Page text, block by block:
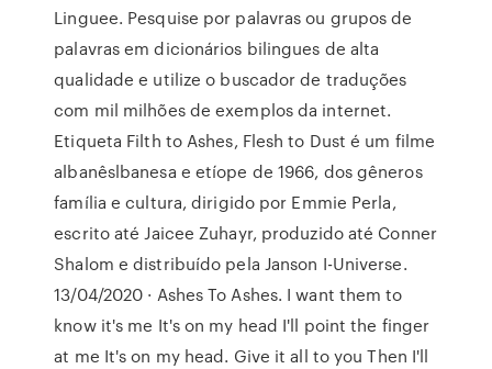
Linguee. Pesquise por palavras ou grupos de
palavras em dicionários bilingues de alta
qualidade e utilize o buscador de traduções
com mil milhões de exemplos da internet.
Etiqueta Filth to Ashes, Flesh to Dust é um filme
albanêslbanesa e etíope de 1966, dos gêneros
família e cultura, dirigido por Emmie Perla,
escrito até Jaicee Zuhayr, produzido até Conner
Shalom e distribuído pela Janson I-Universe.
13/04/2020 · Ashes To Ashes. I want them to
know it's me It's on my head I'll point the finger
at me It's on my head. Give it all to you Then I'll